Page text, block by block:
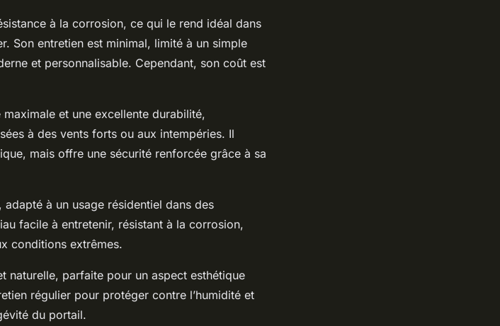
à la corrosion, ce qui le rend idéal dans
Son entretien est minimal, limité à un simple
et personnalisable. Cependant, son coût est
maximale et une excellente durabilité,
à des vents forts ou aux intempéries. Il
mais offre une sécurité renforcée grâce à sa
à un usage résidentiel dans des
facile à entretenir, résistant à la corrosion,
conditions extrêmes.
naturelle, parfaite pour un aspect esthétique
régulier pour protéger contre l’humidité et
du portail.